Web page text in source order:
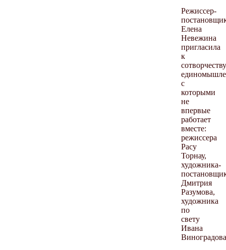
Режиссер-
Елена
Невежина
пригласила
к
сотворчеству
с
которыми
не
впервые
работает
вместе:
режиссера
Расу
Торнау,
художника-
Дмитрия
Разумова,
художника
по
свету
Ивана